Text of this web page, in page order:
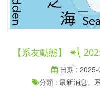
【系友動態】 ✷⎝
日期 :
分類 : 最新消息、